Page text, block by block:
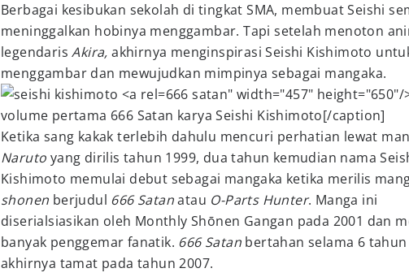
Berbagai kesibukan sekolah di tingkat SMA, membuat Seishi
meninggalkan hobinya menggambar. Tapi setelah menoton
legendarisAkira, akhirnya menginspirasi Seishi Kishimoto
menggambar dan mewujudkan mimpinya sebagai mangaka.
666 satan" width="457" height="650"/
volume pertama 666 Satan karya Seishi Kishimoto[/caption]
Ketika sang kakak terlebih dahulu mencuri perhatian lewat
Naruto yang dirilis tahun 1999, dua tahun kemudian nama
Kishimoto memulai debut sebagai mangaka ketika merilis
shonen berjudul 666 Satanatau O-Parts Hunter. Manga ini
diserialsiasikan oleh Monthly Shōnen Gangan pada 2001 dan
banyak penggemar fanatik. 666 Satan bertahan selama 6
akhirnya tamat pada tahun 2007.